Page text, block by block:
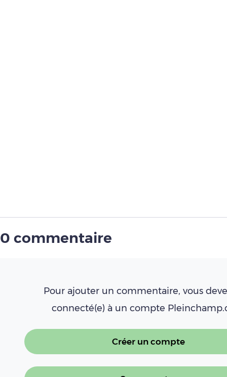
0 commentaire
Pour ajouter un commentaire, vous
connecté(e) à un compte
Créer un compte